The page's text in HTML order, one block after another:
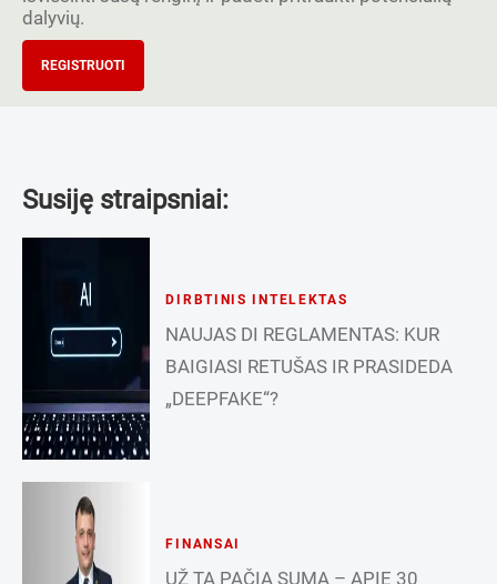
dalyvių.
REGISTRUOTI
Susiję straipsniai:
DIRBTINIS INTELEKTAS
NAUJAS DI REGLAMENTAS: KUR
BAIGIASI RETUŠAS IR PRASIDEDA
„DEEPFAKE“?
FINANSAI
UŽ TĄ PAČIĄ SUMĄ – APIE 30